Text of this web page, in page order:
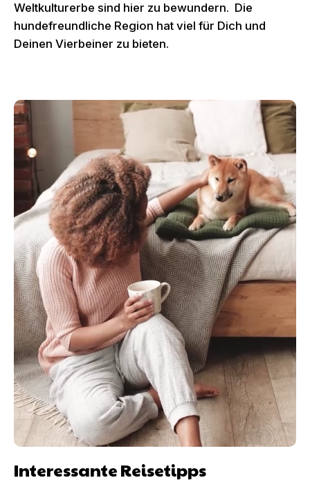
Weltkulturerbe sind hier zu bewundern. Die
hundefreundliche Region hat viel für Dich und
Deinen Vierbeiner zu bieten.
Interessante Reisetipps